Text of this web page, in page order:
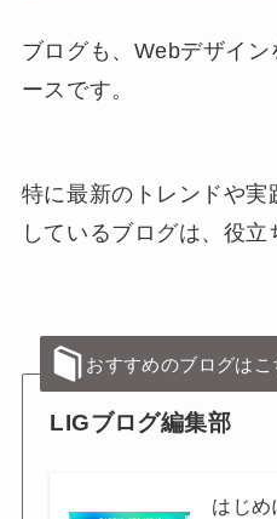
ブログも、Webデザイ
ースです。
特に最新のトレンドや
しているブログは、役立
おすすめのブログはこ
LIGブログ編集部
はじめ